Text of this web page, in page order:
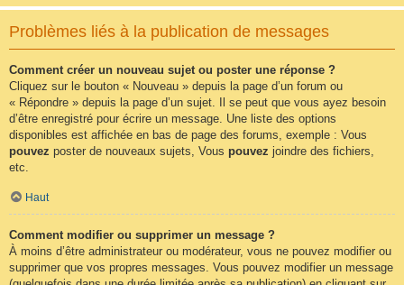
Problèmes liés à la publication de messages
Comment créer un nouveau sujet ou poster une réponse ?
Cliquez sur le bouton « Nouveau » depuis la page d’un forum ou
« Répondre » depuis la page d’un sujet. Il se peut que vous ayez besoin
d’être enregistré pour écrire un message. Une liste des options
disponibles est affichée en bas de page des forums, exemple : Vous
pouvez poster de nouveaux sujets, Vous pouvez joindre des fichiers,
etc.
Haut
Comment modifier ou supprimer un message ?
À moins d’être administrateur ou modérateur, vous ne pouvez modifier ou
supprimer que vos propres messages. Vous pouvez modifier un message